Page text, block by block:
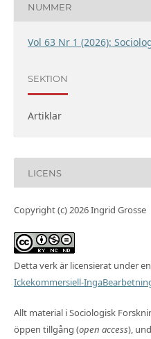
NUMMER
Vol 63 Nr 1 (2026):
SEKTION
Artiklar
LICENS
Copyright (c) 2026 Ingrid Grosse
Detta verk är licensierat under en
Ickekommersiell-
Allt material i Sociologisk
öppen tillgång (open access),